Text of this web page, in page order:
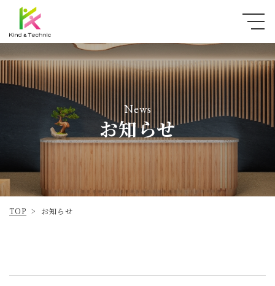
News
お知らせ
TOP > お知らせ